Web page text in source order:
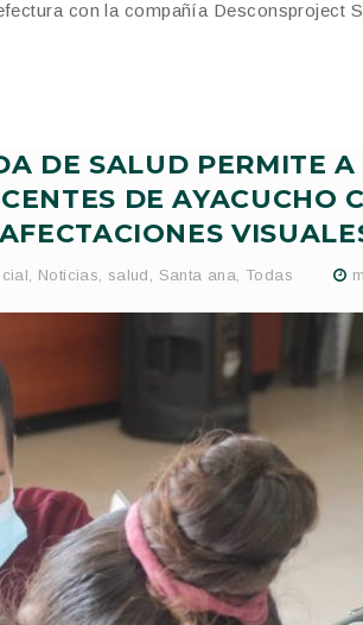
con la compañía Desconsproject
DE SALUD PERMITE A
DE AYACUCHO
AFECTACIONES
, Noticias, salud , Santa ana, Todas